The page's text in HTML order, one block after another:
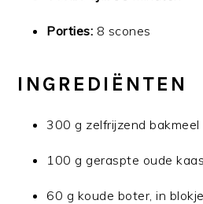
Porties: 8 scones
INGREDIËNTEN
300 g zelfrijzend bakmeel
100 g geraspte oude
60 g koude boter, in